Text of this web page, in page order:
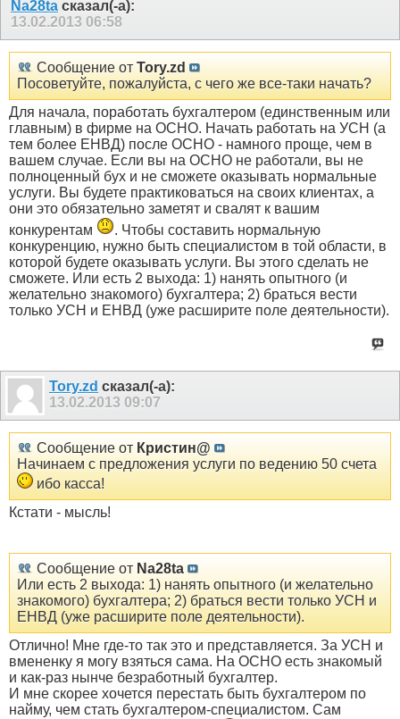
Na28ta сказал(-а):
13.02.2013 06:58
Сообщение от Tory.zd
Посоветуйте, пожалуйста, с чего же все-таки начать?
Для начала, поработать бухгалтером (единственным или
главным) в фирме на ОСНО. Начать работать на УСН (а
тем более ЕНВД) после ОСНО - намного проще, чем в
вашем случае. Если вы на ОСНО не работали, вы не
полноценный бух и не сможете оказывать нормальные
услуги. Вы будете практиковаться на своих клиентах, а
они это обязательно заметят и свалят к вашим
конкурентам
. Чтобы составить нормальную
конкуренцию, нужно быть специалистом в той области, в
которой будете оказывать услуги. Вы этого сделать не
сможете. Или есть 2 выхода: 1) нанять опытного (и
желательно знакомого) бухгалтера; 2) браться вести
только УСН и ЕНВД (уже расширите поле деятельности).
Tory.zd сказал(-а):
13.02.2013 09:07
Сообщение от Кристин@
Начинаем с предложения услуги по ведению 50 счета
ибо касса!
Кстати - мысль!
Сообщение от Na28ta
Или есть 2 выхода: 1) нанять опытного (и желательно
знакомого) бухгалтера; 2) браться вести только УСН и
ЕНВД (уже расширите поле деятельности).
Отлично! Мне где-то так это и представляется. За УСН и
вмененку я могу взяться сама. На ОСНО есть знакомый
и как-раз нынче безработный бухгалтер.
И мне скорее хочется перестать быть бухгалтером по
найму, чем стать бухгалтером-специалистом. Сам